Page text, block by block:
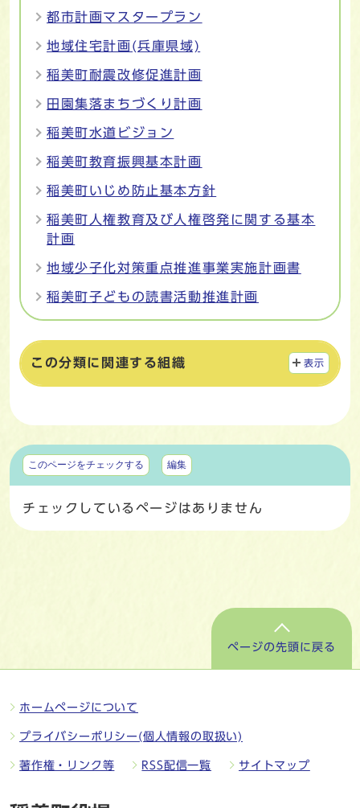
都市計画マスタープラン
地域住宅計画(兵庫県域)
稲美町耐震改修促進計画
田園集落まちづくり計画
稲美町水道ビジョン
稲美町教育振興基本計画
稲美町いじめ防止基本方針
稲美町人権教育及び人権啓発に関する基本
計画
地域少子化対策重点推進事業実施計画書
稲美町子どもの読書活動推進計画
この分類に関連する組織 表示
マイページ
このページをチェックする 編集
チェックしているページはありません
ページの先頭に戻る
ホームページについて
プライバシーポリシー(個人情報の取扱い)
著作権・リンク等 RSS配信一覧 サイトマップ